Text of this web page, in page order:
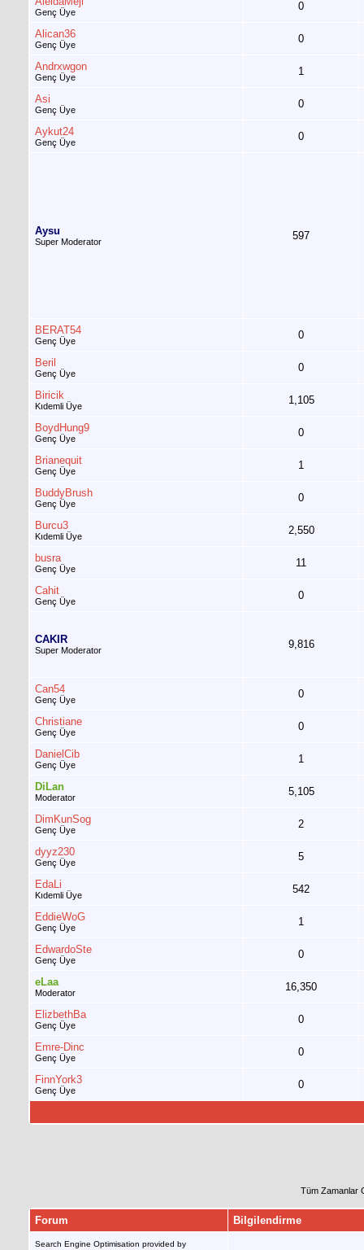
Genç Üye 0
Alican36
Genç Üye 0
Andrxwgon
Genç Üye 1
Asi
Genç Üye 0
Aykut24
Genç Üye 0
Aysu
Super Moderator 597
BERAT54
Genç Üye 0
Beril
Genç Üye 0
Biricik
Kıdemli Üye 1,105
BoydHung9
Genç Üye 0
Brianequit
Genç Üye 1
BuddyBrush
Genç Üye 0
Burcu3
Kıdemli Üye 2,550
busra
Genç Üye 11
Cahit
Genç Üye 0
CAKIR
Super Moderator 9,816
Can54
Genç Üye 0
Christiane
Genç Üye 0
DanielCib
Genç Üye 1
DiLan
Moderator 5,105
DimKunSog
Genç Üye 2
dyyz230
Genç Üye 5
EdaLi
Kıdemli Üye 542
EddieWoG
Genç Üye 1
EdwardoSte
Genç Üye 0
eLaa
Moderator 16,350
ElizbethBa
Genç Üye 0
Emre-Dinc
Genç Üye 0
FinnYork3
Genç Üye 0
Tüm Zamanlar
Forum Bilgilendirme
Search Engine Optimisation provided by